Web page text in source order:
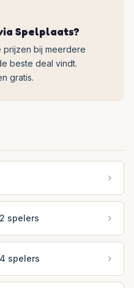
Spelplaats?
bij meerdere
beste deal vindt.
gratis.
spelers
spelers